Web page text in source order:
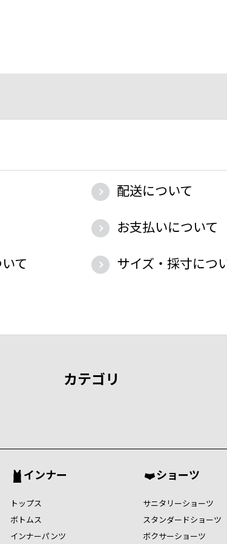
配送について
お支払いについて
て
サイズ・採寸につ
カテゴリ
インナー
トップス
ボトムス
インナーパンツ
ショーツ
サニタリーショーツ
スタンダードショーツ
ボクサーショーツ